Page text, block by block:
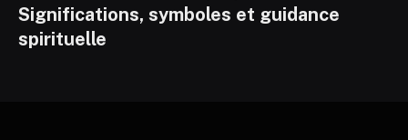
Significations, symboles et guidance
spirituelle